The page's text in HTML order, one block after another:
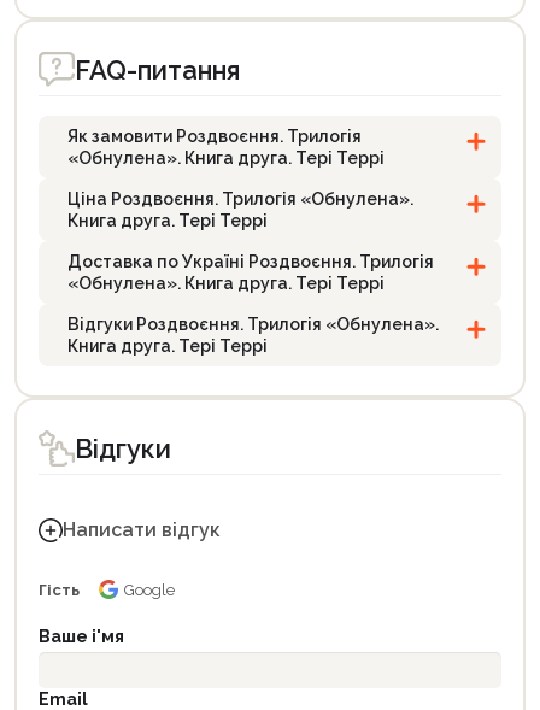
FAQ-питання
Як замовити Роздвоєння. Трилогія
«Обнулена». Книга друга. Тері Террі
Ціна Роздвоєння. Трилогія «Обнулена».
Книга друга. Тері Террі
Доставка по Україні Роздвоєння. Трилогія
«Обнулена». Книга друга. Тері Террі
Відгуки Роздвоєння. Трилогія «Обнулена».
Книга друга. Тері Террі
Відгуки
Написати відгук
Гість Google
Ваше і'мя
Email